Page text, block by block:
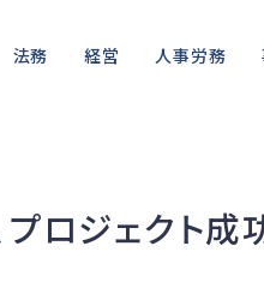
法務
訴訟・不正
経営 人事労務
労災・ハラスメント
債権
ロジェクト成